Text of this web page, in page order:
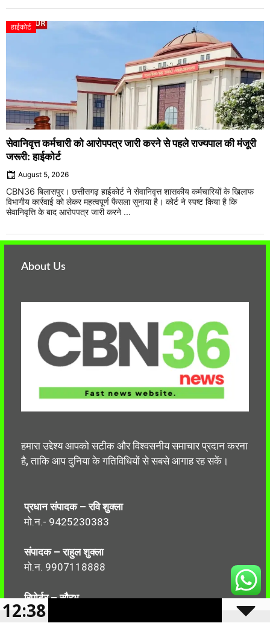
हाईकोर्ट
सेवानिवृत्त कर्मचारी को आरोपपत्र जारी करने से पहले राज्यपाल की मंजूरी
जरूरी: हाईकोर्ट
August 5, 2026
CBN36 बिलासपुर। छत्तीसगढ़ हाईकोर्ट ने सेवानिवृत्त शासकीय कर्मचारियों के खिलाफ
विभागीय कार्रवाई को लेकर महत्वपूर्ण फैसला सुनाया है। कोर्ट ने स्पष्ट किया है कि
सेवानिवृत्ति के बाद आरोपपत्र जारी करने ...
About Us
हमारा उद्देश्य आपको सटीक और विश्वसनीय समाचार प्रदान करना
है, ताकि आप दुनिया के गतिविधियों से सबसे आगाह रह सकें।
प्रधान संपादक – रवि शुक्ला
मो.न.- 9425230383
संपादक – राहुल शुक्ला
मो.न. 9907118888
रिपोर्टर – सौरभ
मो.न.-7499999906
12:38